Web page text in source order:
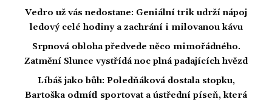
Vedro už vás nedostane: Geniální trik udrží nápoj
ledový celé hodiny a zachrání i milovanou kávu
Srpnová obloha předvede něco mimořádného.
Zatmění Slunce vystřídá noc plná padajících hvězd
Líbáš jako bůh: Poledňáková dostala stopku,
Bartoška odmítl sportovat a ústřední píseň, která